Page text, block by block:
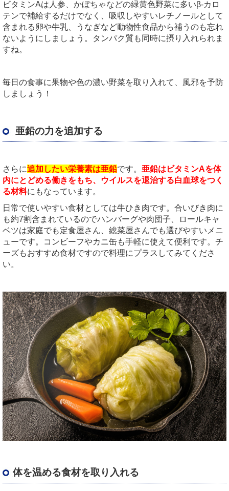
ビタミンAは人参、かぼちゃなどの緑黄色野菜に多いβ-カロ
テンで補給するだけでなく、吸収しやすいレチノールとして
含まれる卵や牛乳、うなぎなど動物性食品から補うのも忘れ
ないようにしましょう。タンパク質も同時に摂り入れられま
すね。
毎日の食事に果物や色の濃い野菜を取り入れて、風邪を予防
しましょう！
亜鉛の力を追加する
さらに追加したい栄養素は亜鉛です。 亜鉛はビタミンAを体
内にとどめる働きをもち、ウイルスを退治する白血球をつく
る材料にもなっています。
日常で使いやすい食材としては牛ひき肉です。合いびき肉に
も約7割含まれているのでハンバーグや肉団子、ロールキャ
ベツは家庭でも定食屋さん、総菜屋さんでも選びやすいメニ
ューです。コンビーフやカニ缶も手軽に使えて便利です。チ
ーズもおすすめ食材ですので料理にプラスしてみてくださ
い。
体を温める食材を取り入れる